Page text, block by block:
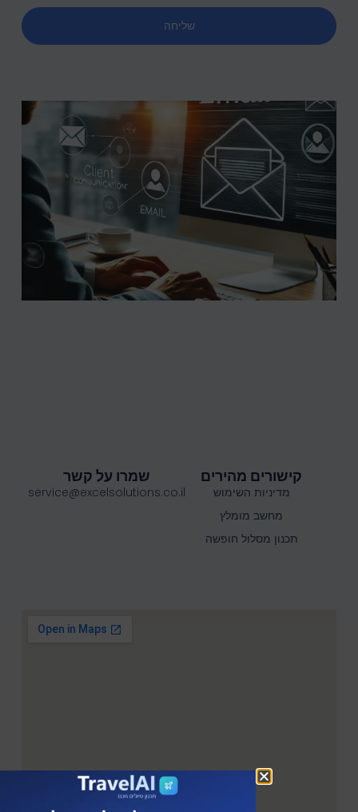
שליחה
קישורים מהירים
מדיניות השימוש
מחשב מומלץ
תכנון מסלול חופשה
שמרו על קשר
service@excelsolutions.co.il